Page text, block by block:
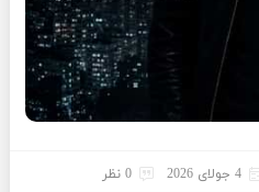
4 جولای 2026 0 نظر